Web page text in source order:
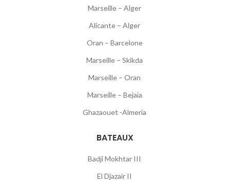
Marseille – Alger
Alicante – Alger
Oran – Barcelone
Marseille – Skikda
Marseille – Oran
Marseille – Bejaia
Ghazaouet -Almeria
BATEAUX
Badji Mokhtar III
El Djazair II